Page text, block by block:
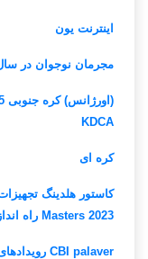
اینترنت یون
مجرمان نوجوان در سال 2013 هشت برابر شدند
KDCA
کره ای
Masters 2023 راه اندازی کرد
CBI palaver رویدادهای پشت اتهامات را به تعویق می اندازد